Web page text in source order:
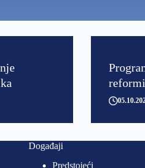
Događaji
Predstojeći